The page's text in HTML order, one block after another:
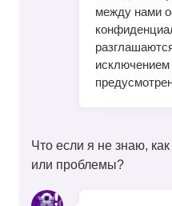
между нами
исключением
Что если я не знаю,
или проблемы?